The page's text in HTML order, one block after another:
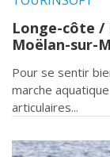
Longe-côte /
Moëlan-sur-
Pour se sentir
marche
articulaires...